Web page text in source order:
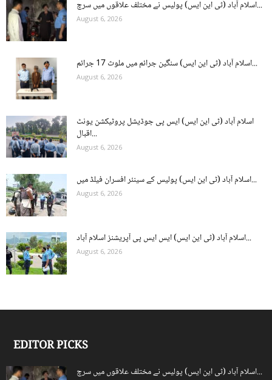
اسلام آباد (ٹی این ایس) پولیس نے مختلف علاقوں میں سرچ...
August 6, 2026
اسلام آباد (ٹی این ایس) سنگین جرائم میں ملوث 17 جرائم...
August 6, 2026
اسلام آباد (ٹی این ایس) ایس پی جوڈیشل پروٹیکشن یونٹ
اقبال...
August 6, 2026
اسلام آباد (ٹی این ایس) پولیس کے سینئر افسران فیلڈ میں...
August 6, 2026
اسلام آباد (ٹی این ایس) ایس ایس پی آپریشنز اسلام آباد...
August 6, 2026
EDITOR PICKS
اسلام آباد (ٹی این ایس) پولیس نے مختلف علاقوں میں سرچ...